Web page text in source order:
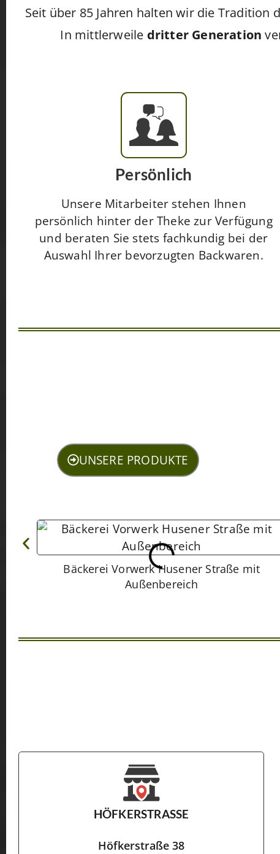
Seit über 85 Jahren halten wir die
In mittlerweile dritter Generation
Persönlich
Unsere Mitarbeiter stehen Ihnen
persönlich hinter der Theke zur Verfügung
und beraten Sie stets fachkundig bei der
Auswahl Ihrer bevorzugten Backwaren.
UNSERE PRODUKTE
Bäckerei Vorwerk Husener Straße mit
Außenbereich
HÖFKERSTRASSE
Höfkerstraße 38